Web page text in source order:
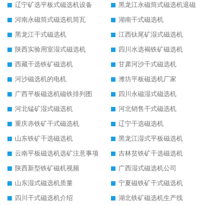
辽宁矿选平板式磁选机设备
黑龙江永磁筒式磁选机退磁
河南永磁筒式磁选机筒瓦
湖南干式磁选机
黑龙江干式磁选机
江西钛尾矿湿式磁选机
陕西实验用室湿式磁选机
四川水选褐铁矿磁选机
西藏干选铁矿磁选机
甘肃河沙干式磁选机
河沙磁选机的电机
潍坊平板磁选机厂家
广西平板磁选机磁铁排列图
四川永磁湿式磁选机
河北锰矿湿式磁选机
河北销售干式磁选机
重庆赤铁矿干式磁选机
辽宁干选磁选机
山东铁矿干选磁选机
黑龙江湿式平板磁选机
云南平板磁选机选矿注意事项
吉林贫铁矿干选磁选机
陕西新型铁矿磁机视频
广西湿式磁选机公司
山东湿式磁选机质量
宁夏磁铁矿干式磁选机
四川干式磁选机介绍
湖北铁矿磁选机生产线